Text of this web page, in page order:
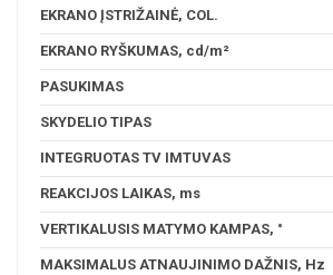
EKRANO ĮSTRIŽAINĖ, COL.
EKRANO RYŠKUMAS, cd/m²
PASUKIMAS
SKYDELIO TIPAS
INTEGRUOTAS TV IMTUVAS
REAKCIJOS LAIKAS, ms
VERTIKALUSIS MATYMO KAMPAS, °
MAKSIMALUS ATNAUJINIMO DAŽNIS, Hz